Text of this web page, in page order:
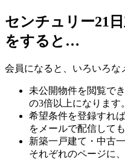
センチュリー21
をすると…
会員になると、いろいろな
未公開物件を閲覧で
の3倍以上になります。
希望条件を登録すれ
をメールで配信して
新築一戸建て・中古
それぞれのページに